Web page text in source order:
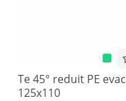
Te 45° reduit PE evac
125x110